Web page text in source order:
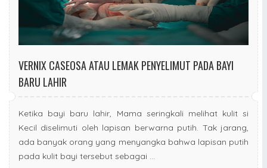
VERNIX CASEOSA ATAU LEMAK PENYELIMUT PADA BAYI
BARU LAHIR
Ketika bayi baru lahir, Mama seringkali melihat kulit si
Kecil diselimuti oleh lapisan berwarna putih. Tak jarang,
ada banyak orang yang menyangka bahwa lapisan putih
pada kulit bayi tersebut sebagai ...